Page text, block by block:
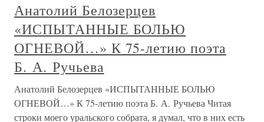
Анатолий Белозерцев
«ИСПЫТАННЫЕ БОЛЬЮ
ОГНЕВОЙ…» К 75-летию поэта
Б. А. Ручьева
Анатолий Белозерцев «ИСПЫТАННЫЕ БОЛЬЮ
ОГНЕВОЙ…» К 75-летию поэта Б. А. Ручьева Читая
строки моего уральского собрата, я думал, что в них есть